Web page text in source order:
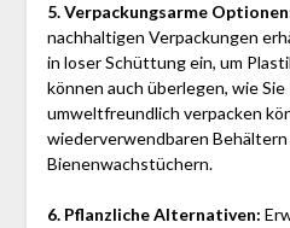
5. Verpackungsarme
nachhaltigen Verpackungen
in loser Schüttung ein, um
können auch überlegen, wie
umweltfreundlich verpacken
wiederverwendbaren
Bienenwachstüchern.
6. Pflanzliche Alternativen: